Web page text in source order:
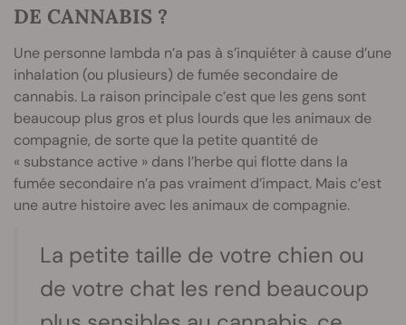
DE CANNABIS ?
Une personne lambda n’a pas à s’inquiéter à cause d’une
inhalation (ou plusieurs) de fumée secondaire de
cannabis. La raison principale c’est que les gens sont
beaucoup plus gros et plus lourds que les animaux de
compagnie, de sorte que la petite quantité de
« substance active » dans l’herbe qui flotte dans la
fumée secondaire n’a pas vraiment d’impact. Mais c’est
une autre histoire avec les animaux de compagnie.
La petite taille de votre chien ou
de votre chat les rend beaucoup